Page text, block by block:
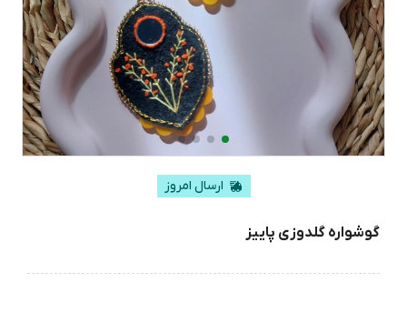
ارسال امروز
گوشواره گلدوزی پاییز